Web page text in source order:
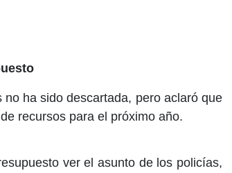
ha sido descartada, pero aclaró que
recursos para el próximo año.
ver el asunto de los policías,